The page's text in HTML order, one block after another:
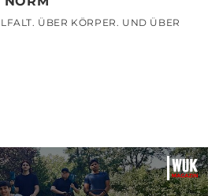
ÜBER KÖRPER. UND ÜBER